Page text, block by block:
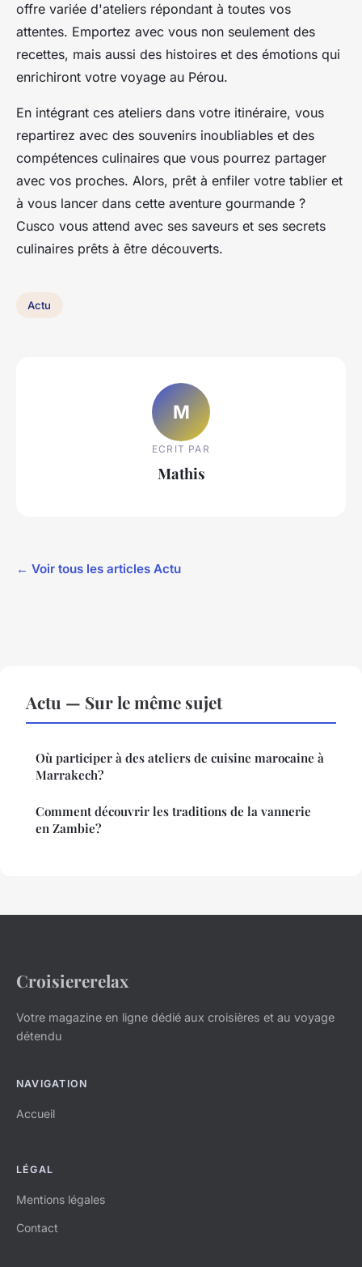
offre variée d'ateliers répondant à toutes vos
attentes. Emportez avec vous non seulement des
recettes, mais aussi des histoires et des émotions qui
enrichiront votre voyage au Pérou.
En intégrant ces ateliers dans votre itinéraire, vous
repartirez avec des souvenirs inoubliables et des
compétences culinaires que vous pourrez partager
avec vos proches. Alors, prêt à enfiler votre tablier et
à vous lancer dans cette aventure gourmande ?
Cusco vous attend avec ses saveurs et ses secrets
culinaires prêts à être découverts.
Actu
M
ECRIT PAR
Mathis
← Voir tous les articles Actu
Actu — Sur le même sujet
Où participer à des ateliers de cuisine marocaine à
Marrakech?
Comment découvrir les traditions de la vannerie
en Zambie?
Croisiererelax
Votre magazine en ligne dédié aux croisières et au voyage
détendu
NAVIGATION
Accueil
LÉGAL
Mentions légales
Contact